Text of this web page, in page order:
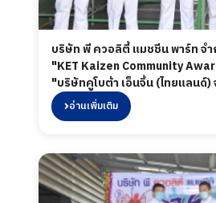
บริษัท พี ควอลิตี้ แมชชีน พาร์ท จำ
"KET Kaizen Community
"บริษัทคูโบต้า เอ็นจิ้น (ไทยแลนด์)
ร่วมกิจกรรม Kaizen Community
รวมทั้งพนักงานทุกคนได้มีส่วนร่วม
ครั้งนี้
อ่านเพิ่มเติม